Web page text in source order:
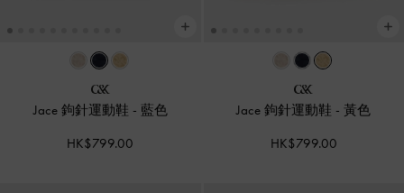
Jace 鉤針運動鞋 - 藍色
HK$799.00
Jace 鉤針運動鞋 -黃色
HK$799.00